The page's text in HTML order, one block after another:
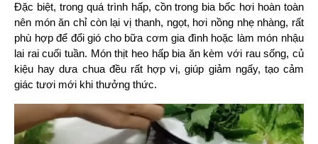
Đặc biệt, trong quá trình hấp, cồn trong bia bốc hơi hoàn toàn
nên món ăn chỉ còn lại vị thanh, ngọt, hơi nồng nhẹ nhàng, rất
phù hợp để đổi gió cho bữa cơm gia đình hoặc làm món nhậu
lai rai cuối tuần. Món thịt heo hấp bia ăn kèm với rau sống, củ
kiệu hay dưa chua đều rất hợp vị, giúp giảm ngấy, tạo cảm
giác tươi mới khi thưởng thức.